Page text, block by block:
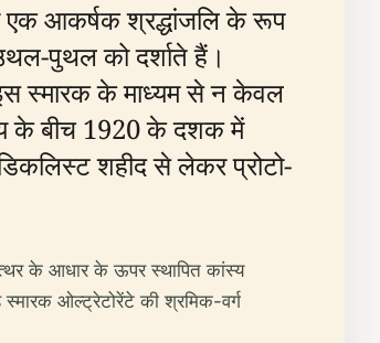
एक आकर्षक श्रद्धांजलि के रूप
पुथल को दर्शाते हैं।
इस स्मारक के माध्यम से न केवल
के बीच 1920 के दशक में
शहीद से लेकर प्रोटो-
के आधार के ऊपर स्थापित कांस्य
स्मारक ओल्ट्रेटोरेंटे की श्रमिक-वर्ग